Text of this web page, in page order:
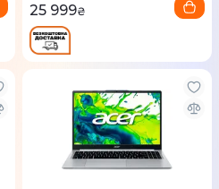
25 999₴